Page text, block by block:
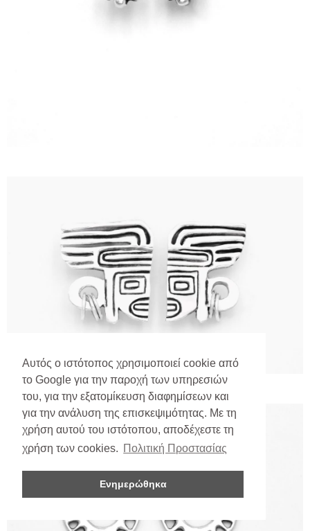
Αυτός ο ιστότοπος χρησιμοποιεί cookie από
το Google για την παροχή των υπηρεσιών
του, για την εξατομίκευση διαφημίσεων και
για την ανάλυση της επισκεψιμότητας. Με τη
χρήση αυτού του ιστότοπου, αποδέχεστε τη
χρήση των cookies. Πολιτική Προστασίας
Ενημερώθηκα